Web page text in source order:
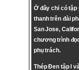
Ở đây chỉ có
thanh trên đài
San Jose,
chương trình
phụ trách.
Thép Đen tập I